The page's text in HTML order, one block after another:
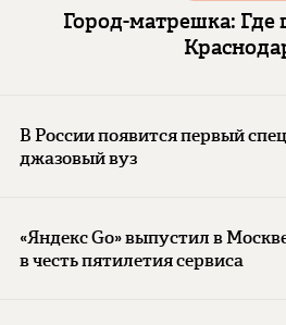
Город-матрешка: Где
В России появится первый
джазовый вуз
«Яндекс Go» выпустил в
в честь пятилетия сервиса